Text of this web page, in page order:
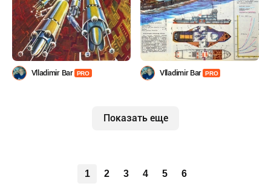
Vlladimir Bar PRO Vlladimir Bar PRO
Показать еще
1 2 3 4 5 6